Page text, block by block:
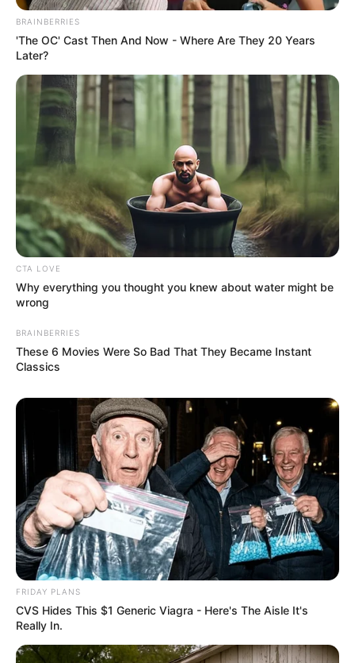
BRAINBERRIES
'The OC' Cast Then And Now - Where Are They 20 Years
Later?
CTA LOVE
Why everything you thought you knew about water might be
wrong
BRAINBERRIES
These 6 Movies Were So Bad That They Became Instant
Classics
FRIDAY PLANS
CVS Hides This $1 Generic Viagra - Here's The Aisle It's
Really In.